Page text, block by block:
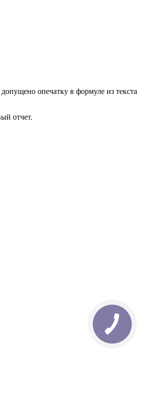
опечатку в формуле из текста
отчет.